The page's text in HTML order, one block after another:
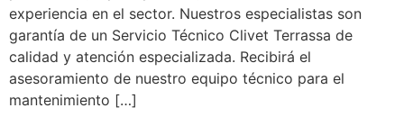
experiencia en el sector. Nuestros especialistas son
garantía de un Servicio Técnico Clivet Terrassa de
calidad y atención especializada. Recibirá el
asesoramiento de nuestro equipo técnico para el
mantenimiento […]